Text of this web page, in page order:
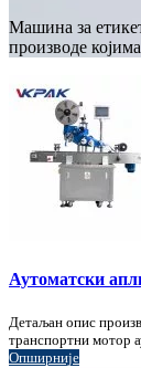
Машина за
производе
Аутоматски
Детаљан опис
транспортни мотор
Опширније